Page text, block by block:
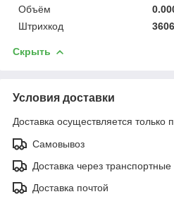
Объём
Штрихкод
Скрыть
Условия доставки
Доставка осуществляется только
Самовывоз
Доставка через
Доставка почтой